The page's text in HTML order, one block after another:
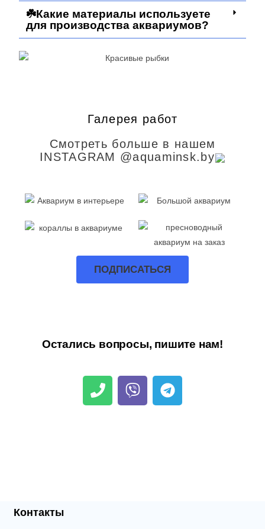
☘️Какие материалы используете
для производства аквариумов?
Галерея работ
Смотреть больше в нашем
INSTAGRAM @aquaminsk.by
ПОДПИСАТЬСЯ
Остались вопросы, пишите нам!
Контакты